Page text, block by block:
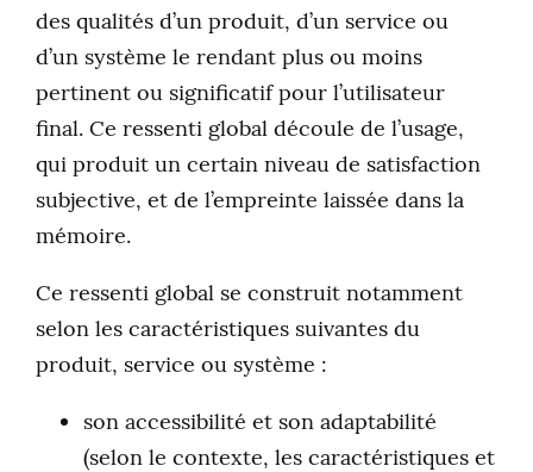
des qualités d’un produit, d’un service ou
d’un système le rendant plus ou moins
pertinent ou significatif pour l’utilisateur
final. Ce ressenti global découle de l’usage,
qui produit un certain niveau de satisfaction
subjective, et de l’empreinte laissée dans la
mémoire.
Ce ressenti global se construit notamment
selon les caractéristiques suivantes du
produit, service ou système :
son accessibilité et son adaptabilité
(selon le contexte, les caractéristiques et